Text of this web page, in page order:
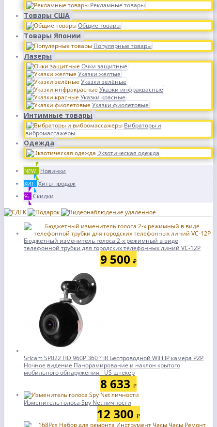
Рекламные товары
Товары США
Общие товары
Товары Японии
Популярные товары
Лазеры
Очки защитные
Указки желтые
Указки зелёные
Указки инфракрасные
Указки красные
Указки фиолетовые
Интимные товары
Вибраторы и
вибромассажеры
Одежда
Экзотическая одежда
NEW Новинки
ХИТ Хиты продаж
% Скидки
Бюджетный изменитель голоса 2-х режимный в виде
телефонной трубки для городских телефонных линий VC-12P
9 500 ₽
Sricam SP022 HD 960P 360 ° IR Беспроводной WiFi IP камера P2P
Ночное видение Панорамирование и наклон крытого
мобильного обнаружения - US штекер
8 633 ₽
Изменитель голоса Spy Net личности
12 300 ₽